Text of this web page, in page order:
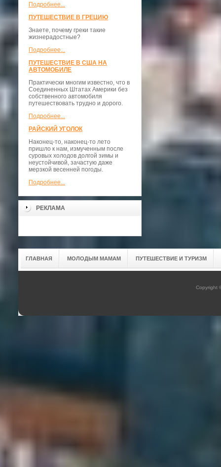
Подробнее...
ПУТЕШЕСТВИЕ В ГРЕЦИЮ
Знаете, почему греки такие
жизнерадостные?
Подробнее...
ПУТЕШЕСТВИЕ В США НА
АВТОМОБИЛЕ
Практически многим известно, что в
Соединенных Штатах Америки без
собственного автомобиля
путешествовать трудно и дорого.
Подробнее...
РАЙСКИЙ УГОЛОК
Наконец-то, наконец-то лето
пришло к нам, измученным после
суровых холодов долгой зимы и
неустойчивой, зачастую даже
мерзкой весенней погоды.
Подробнее...
РЕКЛАМА
ГЛАВНАЯ МОЛОДЫМ МАМАМ ПУТЕШЕСТВИЕ И ТУРИЗМ
Copyright